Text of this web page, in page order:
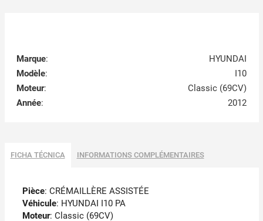
Marque:
HYUNDAI
Modèle:
I10
Moteur:
Classic (69CV)
Année: 2012
FICHA TÉCNICA INFORMATIONS COMPLÉMENTAIRES
Pièce: CRÉMAILLÈRE ASSISTÉE
Véhicule: HYUNDAI I10 PA
Moteur: Classic (69CV)